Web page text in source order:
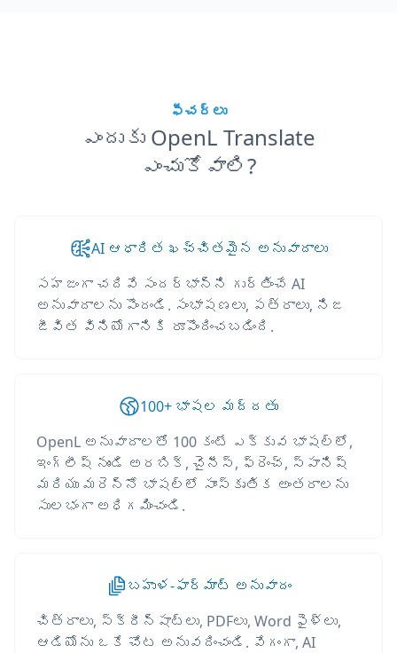
ఫీచర్లు
ఎందుకు OpenL Translate
ఎంచుకోవాలి?
AI ఆధారిత ఖచ్చితమైన అనువాదాలు
సహజంగా చదివే సందర్భాన్ని గుర్తించే AI
అనువాదాలను పొందండి. సంభాషణలు, పత్రాలు, నిజ
జీవిత వినియోగానికి రూపొందించబడింది.
100+ భాషల మద్దతు
OpenL అనువాదాలతో 100 కంటే ఎక్కువ భాషల్లో,
ఇంగ్లీష్ నుండి అరబిక్, చైనీస్, ఫ్రెంచ్, స్పానిష్
మరియు మరెన్నో భాషల్లో సాంస్కృతిక అంతరాలను
సులభంగా అధిగమించండి.
బహుళ-ఫార్మాట్ అనువాదం
చిత్రాలు, స్క్రీన్‌షాట్‌లు, PDFలు, Word ఫైళ్లు,
ఆడియోను ఒకే చోట అనువదించండి. వేగంగా, AI